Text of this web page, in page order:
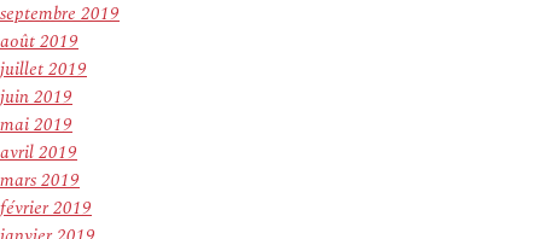
septembre 2019
août 2019
juillet 2019
juin 2019
mai 2019
avril 2019
mars 2019
février 2019